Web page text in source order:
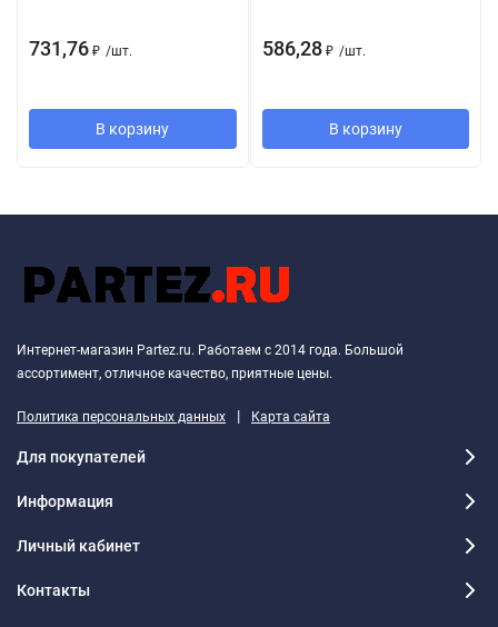
731,76 ₽ /шт.
В корзину
586,28 ₽ /шт.
В корзину
Интернет-магазин Partez.ru. Работаем с 2014 года. Большой
ассортимент, отличное качество, приятные цены.
Политика персональных данных | Карта сайта
Для покупателей
Информация
Личный кабинет
Контакты